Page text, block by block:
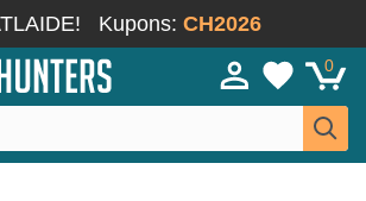
Kupons: CH2026
0